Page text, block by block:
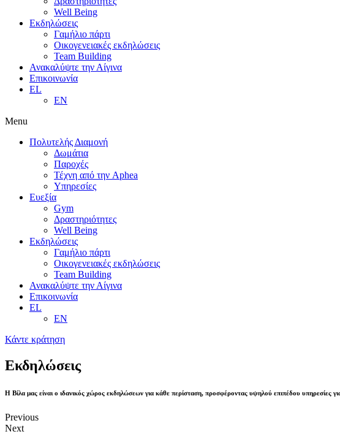
Well Being
Εκδηλώσεις
Γαμήλιο πάρτι
Οικογενειακές εκδηλώσεις
Team Building
Ανακαλύψτε την Αίγινα
Επικοινωνία
EL
EN
Menu
Πολυτελής Διαμονή
Δωμάτια
Παροχές
Τέχνη από την Aphea
Υπηρεσίες
Ευεξία
Gym
Δραστηριότητες
Well Being
Εκδηλώσεις
Γαμήλιο πάρτι
Οικογενειακές εκδηλώσεις
Team Building
Ανακαλύψτε την Αίγινα
Επικοινωνία
EL
EN
Κάντε κράτηση
Εκδηλώσεις
Η Βίλα μας είναι ο ιδανικός χώρος εκδηλώσεων για κάθε περίσταση, προσφέροντας υψηλού επιπέδου υπηρεσίες
Previous
Next